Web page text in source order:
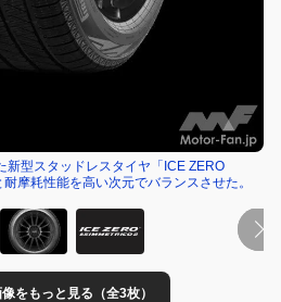
新型スタッドレスタイヤ「ICE ZERO
摩耗性能を高い次元でバランスさせた。
をもっと見る（全3枚）